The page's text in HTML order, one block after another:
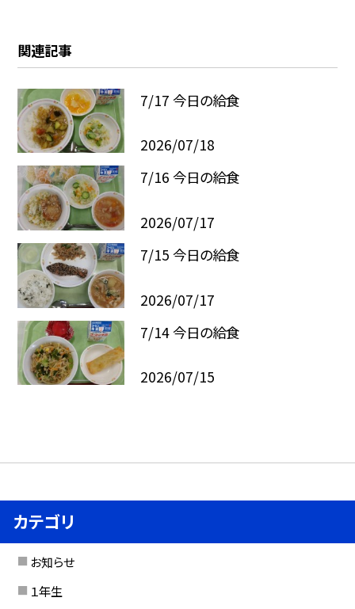
関連記事
7/17 今日の給食
2026/07/18
7/16 今日の給食
2026/07/17
7/15 今日の給食
2026/07/17
7/14 今日の給食
2026/07/15
カテゴリ
お知らせ
１年生